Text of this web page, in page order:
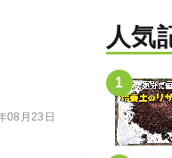
08月23日
人気